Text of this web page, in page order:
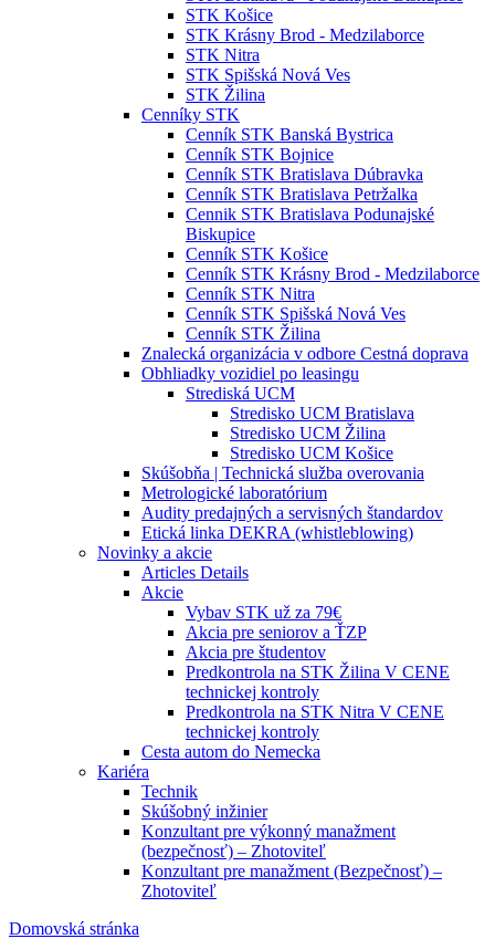
STK Košice
STK Krásny Brod - Medzilaborce
STK Nitra
STK Spišská Nová Ves
STK Žilina
Cenníky STK
Cenník STK Banská Bystrica
Cenník STK Bojnice
Cenník STK Bratislava Dúbravka
Cenník STK Bratislava Petržalka
Cennik STK Bratislava Podunajské
Biskupice
Cenník STK Košice
Cenník STK Krásny Brod - Medzilaborce
Cenník STK Nitra
Cenník STK Spišská Nová Ves
Cenník STK Žilina
Znalecká organizácia v odbore Cestná doprava
Obhliadky vozidiel po leasingu
Strediská UCM
Stredisko UCM Bratislava
Stredisko UCM Žilina
Stredisko UCM Košice
Skúšobňa | Technická služba overovania
Metrologické laboratórium
Audity predajných a servisných štandardov
Etická linka DEKRA (whistleblowing)
Novinky a akcie
Articles Details
Akcie
Vybav STK už za 79€
Akcia pre seniorov a ŤZP
Akcia pre študentov
Predkontrola na STK Žilina V CENE
technickej kontroly
Predkontrola na STK Nitra V CENE
technickej kontroly
Cesta autom do Nemecka
Kariéra
Technik
Skúšobný inžinier
Konzultant pre výkonný manažment
(bezpečnosť) – Zhotoviteľ
Konzultant pre manažment (Bezpečnosť) –
Zhotoviteľ
Domovská stránka